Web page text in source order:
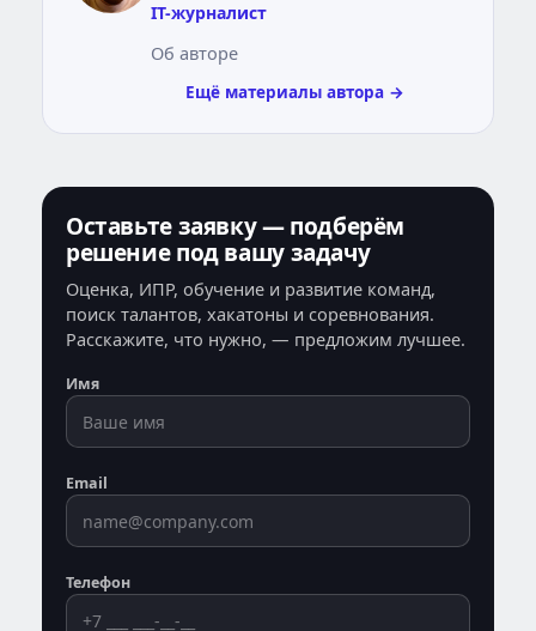
IT-журналист
Об авторе
Ещё материалы автора →
Оставьте заявку — подберём
решение под вашу задачу
Оценка, ИПР, обучение и развитие команд,
поиск талантов, хакатоны и соревнования.
Расскажите, что нужно, — предложим лучшее.
Имя
Email
Телефон